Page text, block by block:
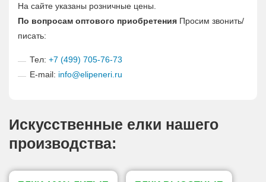
На сайте указаны розничные цены.
По вопросам оптового приобретения Просим звонить/
писать:
Тел: +7 (499) 705-76-73
E-mail: info@elipeneri.ru
Искусственные елки нашего
производства: